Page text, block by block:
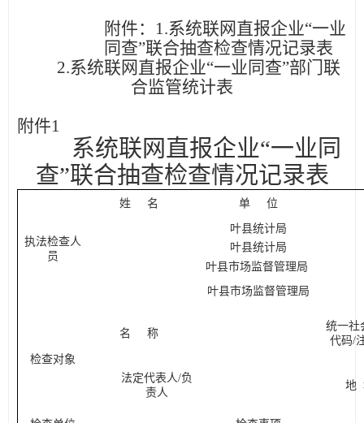
附件： 1.系统联网直报企业“一业
同查”联合抽查检查情况记录表
2.系统联网直报企业“一业同查”部门联
合监管统计表
附件1
系统联网直报企业“一业同
查”联合抽查检查情况记录表
执法检查人
员
姓 名 单 位
叶县统计局
叶县统计局
叶县市场监督管理局
叶县市场监督管理局
检查对象
名 称
统一社
代码/
法定代表人/负
责人
地